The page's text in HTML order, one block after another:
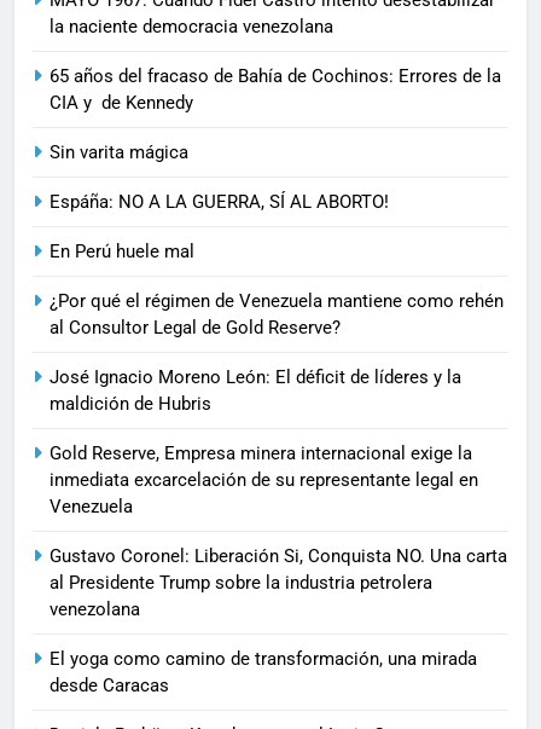
la naciente democracia venezolana
65 años del fracaso de Bahía de Cochinos: Errores de la
CIA y de Kennedy
Sin varita mágica
Espáña: NO A LA GUERRA, SÍ AL ABORTO!
En Perú huele mal
¿Por qué el régimen de Venezuela mantiene como rehén
al Consultor Legal de Gold Reserve?
José Ignacio Moreno León: El déficit de líderes y la
maldición de Hubris
Gold Reserve, Empresa minera internacional exige la
inmediata excarcelación de su representante legal en
Venezuela
Gustavo Coronel: Liberación Si, Conquista NO. Una carta
al Presidente Trump sobre la industria petrolera
venezolana
El yoga como camino de transformación, una mirada
desde Caracas